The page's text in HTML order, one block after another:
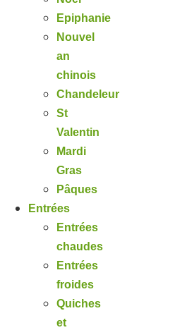
Epiphanie
Nouvel
an
chinois
Chandeleur
St
Valentin
Mardi
Gras
Pâques
Entrées
Entrées
chaudes
Entrées
froides
Quiches
et